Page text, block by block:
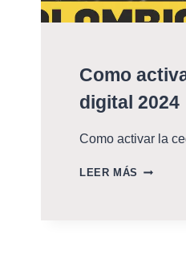
Como
digital 2024
Como activar la
LEER MÁS COMO